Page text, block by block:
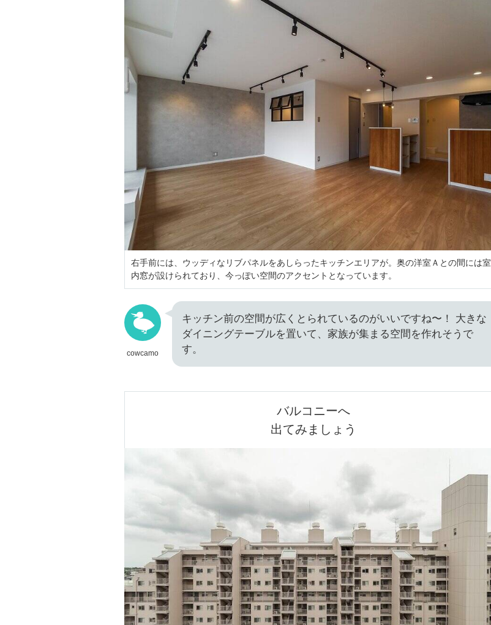
右手前には、ウッディなリブパネルをあしらったキッチンエリアが。奥の洋室Ａとの間には室
内窓が設けられており、今っぽい空間のアクセントとなっています。
cowcamo
キッチン前の空間が広くとられているのがいいですね〜！ 大きな
ダイニングテーブルを置いて、家族が集まる空間を作れそうで
す。
バルコニーへ
出てみましょう